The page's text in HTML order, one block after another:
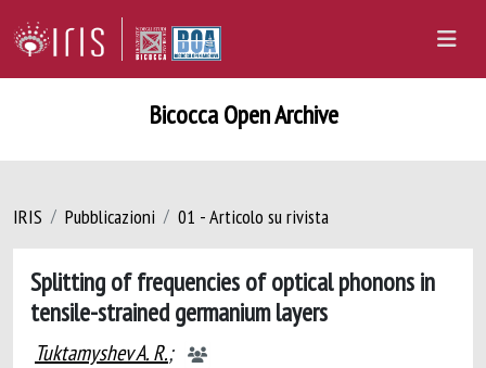
Bicocca Open Archive
IRIS Pubblicazioni 01 - Articolo su rivista
Splitting of frequencies of optical phonons in
tensile-strained germanium layers
Tuktamyshev A. R.;